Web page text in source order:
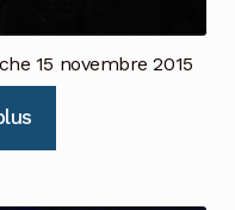
15 novembre 2015